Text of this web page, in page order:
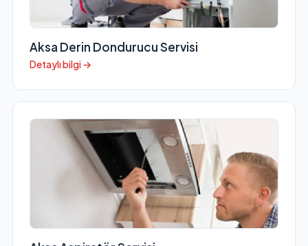
Aksa Derin Dondurucu Servisi
Detaylı bilgi →